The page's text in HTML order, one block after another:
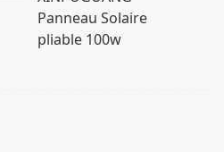
Panneau Solaire
pliable 100w